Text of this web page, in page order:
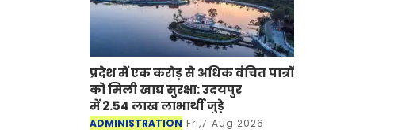
प्रदेश में एक करोड़ से अधिक वंचित पात्रों
को मिली खाद्य सुरक्षा: उदयपुर
में 2.54 लाख लाभार्थी जुड़े
ADMINISTRATION Fri,7 Aug 2026